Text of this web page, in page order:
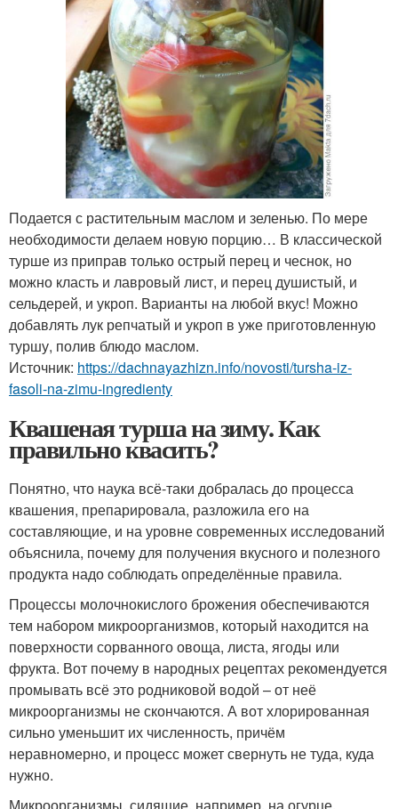
Подается с растительным маслом и зеленью. По мере
необходимости делаем новую порцию… В классической
турше из приправ только острый перец и чеснок, но
можно класть и лавровый лист, и перец душистый, и
сельдерей, и укроп. Варианты на любой вкус! Можно
добавлять лук репчатый и укроп в уже приготовленную
туршу, полив блюдо маслом.
Источник: https://dachnayazhizn.info/novosti/tursha-iz-
fasoli-na-zimu-ingredienty
Квашеная турша на зиму. Как
правильно квасить?
Понятно, что наука всё-таки добралась до процесса
квашения, препарировала, разложила его на
составляющие, и на уровне современных исследований
объяснила, почему для получения вкусного и полезного
продукта надо соблюдать определённые правила.
Процессы молочнокислого брожения обеспечиваются
тем набором микроорганизмов, который находится на
поверхности сорванного овоща, листа, ягоды или
фрукта. Вот почему в народных рецептах рекомендуется
промывать всё это родниковой водой – от неё
микроорганизмы не скончаются. А вот хлорированная
сильно уменьшит их численность, причём
неравномерно, и процесс может свернуть не туда, куда
нужно.